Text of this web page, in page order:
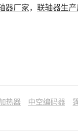
器厂家， 联轴器生产
热器 中空编码器